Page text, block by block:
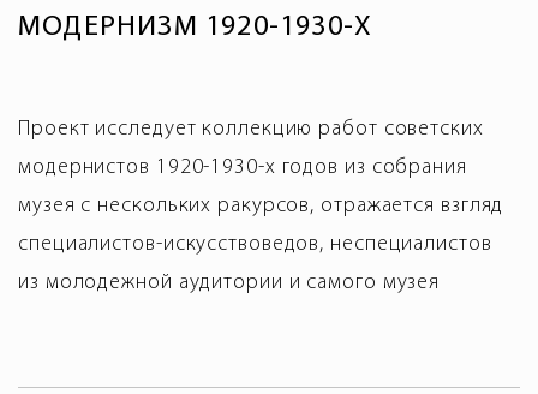
МОДЕРНИЗМ 1920-1930-Х
Проект исследует коллекцию работ советских
модернистов 1920-1930-х годов из собрания
музея с нескольких ракурсов, отражается взгляд
специалистов-искусствоведов, неспециалистов
из молодежной аудитории и самого музея